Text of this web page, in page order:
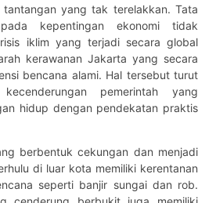
yang tak terelakkan. Tata
kepentingan ekonomi tidak
iklim yang terjadi secara global
kerawanan Jakarta yang secara
bencana alami. Hal tersebut turut
pemerintah yang
hidup dengan pendekatan praktis
berbentuk cekungan dan menjadi
di luar kota memiliki kerentanan
seperti banjir sungai dan rob.